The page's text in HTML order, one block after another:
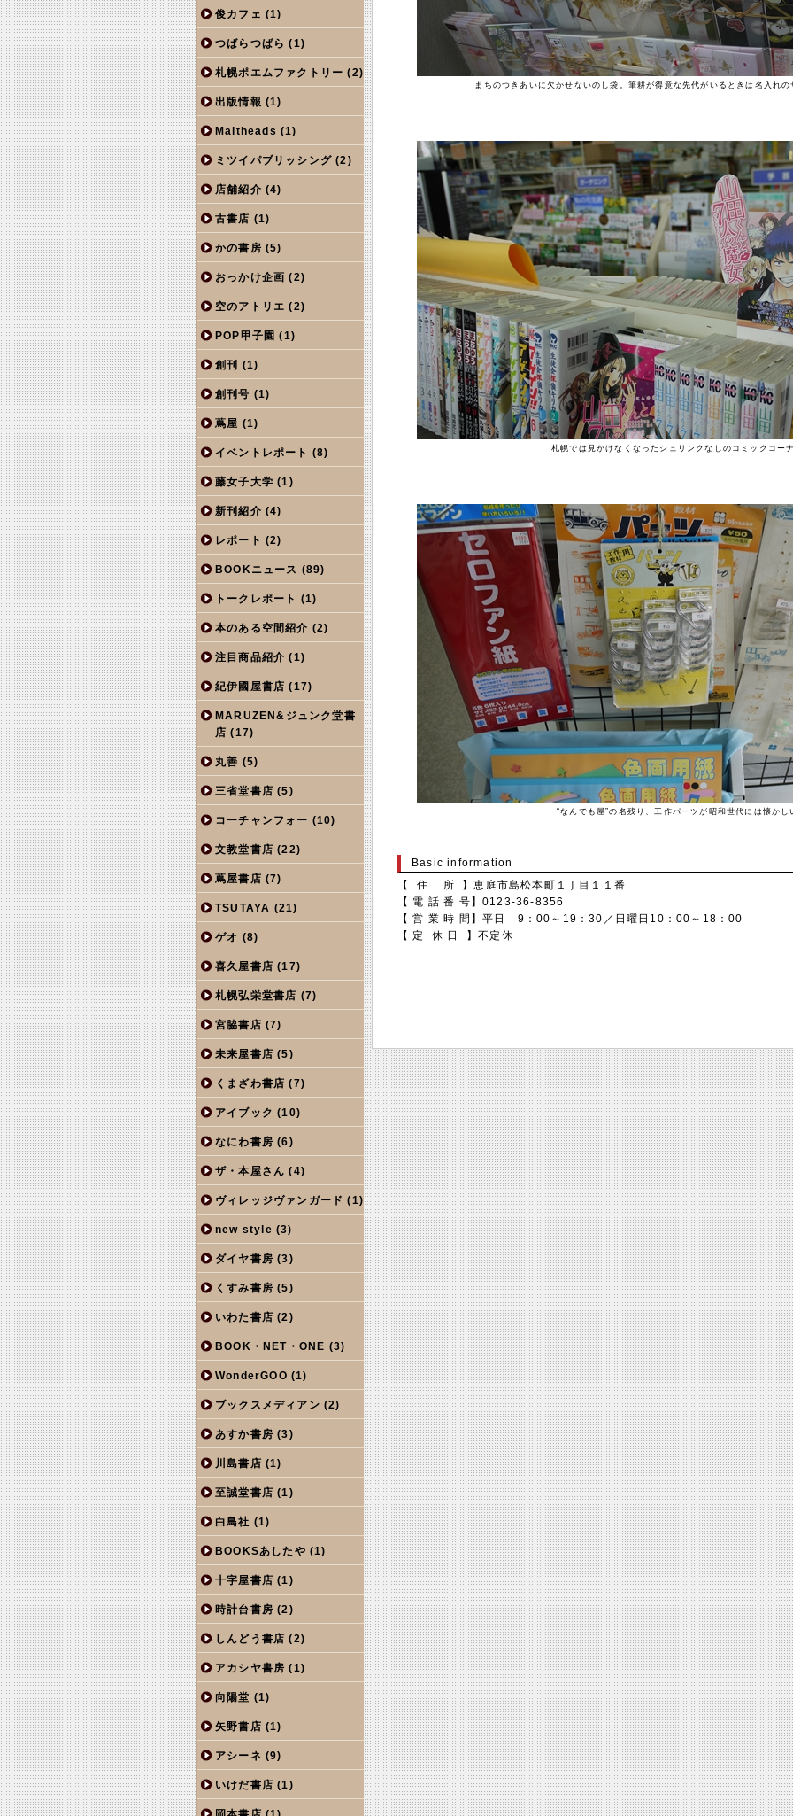
まちのつきあいに欠かせないのし袋。筆耕が得意な先代がいるときは名入れ
札幌では見かけなくなったシュリンクなしのコミックコー
“なんでも屋”の名残り、工作パーツが昭和世代には懐かし
Basic information
【 住 所 】恵庭市島松本町１丁目１１番
【 電 話 番 号】0123-36-8356
【 営 業 時 間】平日 9：00～19：30／日曜日10：00～18：00
【 定 休 日 】不定休
俊カフェ (1)
つばらつばら (1)
札幌ポエムファクトリー (2)
出版情報 (1)
Maltheads (1)
ミツイパブリッシング (2)
店舗紹介 (4)
古書店 (1)
かの書房 (5)
おっかけ企画 (2)
空のアトリエ (2)
POP甲子園 (1)
創刊 (1)
創刊号 (1)
蔦屋 (1)
イベントレポート (8)
藤女子大学 (1)
新刊紹介 (4)
レポート (2)
BOOKニュース (89)
トークレポート (1)
本のある空間紹介 (2)
注目商品紹介 (1)
紀伊國屋書店 (17)
MARUZEN&ジュンク堂書
店 (17)
丸善 (5)
三省堂書店 (5)
コーチャンフォー (10)
文教堂書店 (22)
蔦屋書店 (7)
TSUTAYA (21)
ゲオ (8)
喜久屋書店 (17)
札幌弘栄堂書店 (7)
宮脇書店 (7)
未来屋書店 (5)
くまざわ書店 (7)
アイブック (10)
なにわ書房 (6)
ザ・本屋さん (4)
ヴィレッジヴァンガード (1)
new style (3)
ダイヤ書房 (3)
くすみ書房 (5)
いわた書店 (2)
BOOK・NET・ONE (3)
WonderGOO (1)
ブックスメディアン (2)
あすか書房 (3)
川島書店 (1)
至誠堂書店 (1)
白鳥社 (1)
BOOKSあしたや (1)
十字屋書店 (1)
時計台書房 (2)
しんどう書店 (2)
アカシヤ書房 (1)
向陽堂 (1)
矢野書店 (1)
アシーネ (9)
いけだ書店 (1)